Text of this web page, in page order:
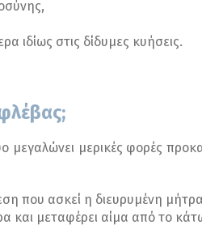
ιδίως στις δίδυμες κυήσεις.
μερικές φορές
που ασκεί η διευρυμένη
μεταφέρει αίμα από το